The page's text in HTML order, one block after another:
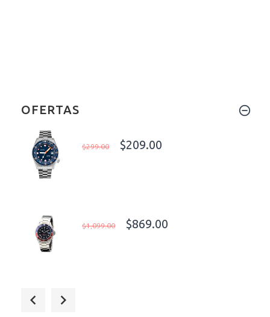
OFERTAS
$299.00 $209.00
$1,099.00 $869.00